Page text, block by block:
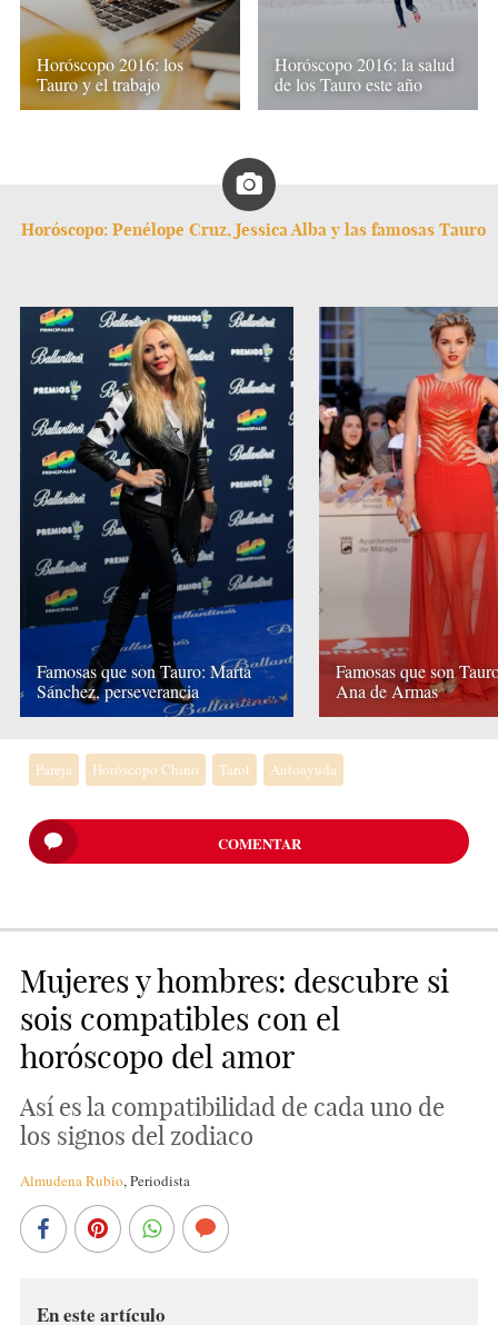
Horóscopo 2016: los
Tauro y el trabajo
Horóscopo 2016: la salud
de los Tauro este año
Horóscopo: Penélope Cruz, Jessica Alba y las famosas Tauro
Famosas que son Tauro: Marta
Sánchez, perseverancia
Famosas que son
Ana de Armas
Pareja Horóscopo Chino Tarot Autoayuda
COMENTAR
Mujeres y hombres: descubre si
sois compatibles con el
horóscopo del amor
Así es la compatibilidad de cada uno de
los signos del zodiaco
Almudena Rubio,Periodista
En este artículo